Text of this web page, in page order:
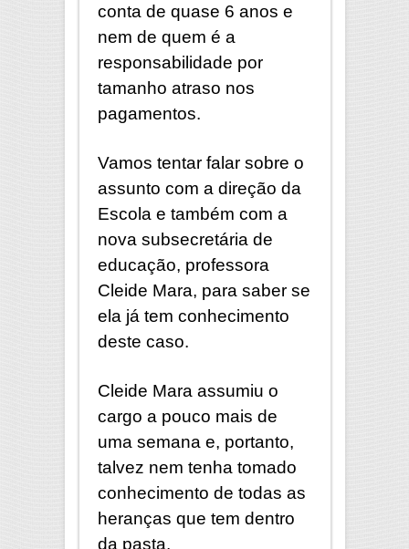
conta de quase 6 anos e
nem de quem é a
responsabilidade por
tamanho atraso nos
pagamentos.
Vamos tentar falar sobre o
assunto com a direção da
Escola e também com a
nova subsecretária de
educação, professora
Cleide Mara, para saber se
ela já tem conhecimento
deste caso.
Cleide Mara assumiu o
cargo a pouco mais de
uma semana e, portanto,
talvez nem tenha tomado
conhecimento de todas as
heranças que tem dentro
da pasta.